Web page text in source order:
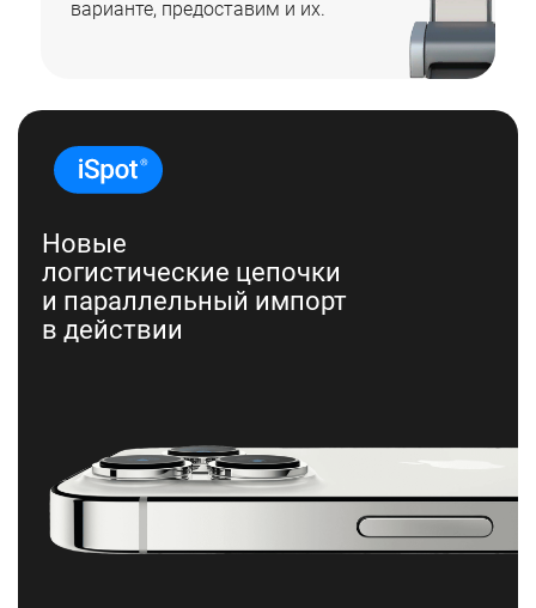
варианте, предоставим и их.
Новые
логистические цепочки
и параллельный импорт
в действии